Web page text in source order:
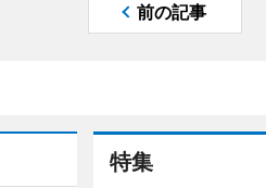
前の記事
特集